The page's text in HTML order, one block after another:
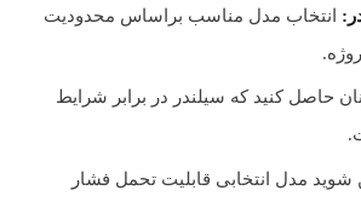
انتخاب مدل مناسب براساس محدودیت
حاصل کنید که سیلندر در برابر شرایط
مدل انتخابی قابلیت تحمل فشار